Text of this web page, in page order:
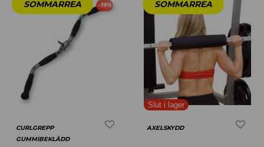
-19%
CURLGREPP
GUMMIBEKLÄDD
AXELSKYDD